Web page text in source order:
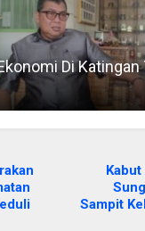
Di Katingan
Sampit